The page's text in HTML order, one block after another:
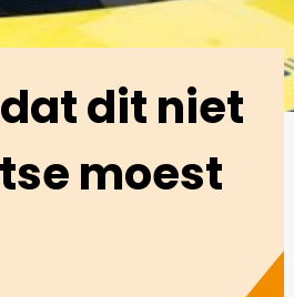
dit niet
moest